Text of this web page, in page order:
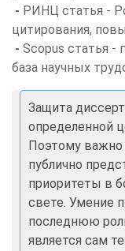
- РИНЦ статья -
цитирования,
- Scopus статья -
база научных
Защита
определенной
Поэтому важно
публично
приоритеты в
свете. Умение
последнюю
является сам